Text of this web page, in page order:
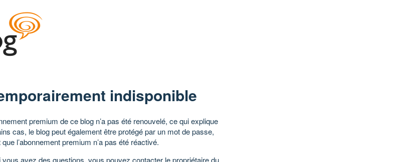
indisponible
premium de ce blog n’a pas été renouvelé, ce qui explique
cas, le blog peut également être protégé par un mot de passe,
l’abonnement premium n’a pas été réactivé.
vous avez des questions, vous pouvez contacter le propriétaire du